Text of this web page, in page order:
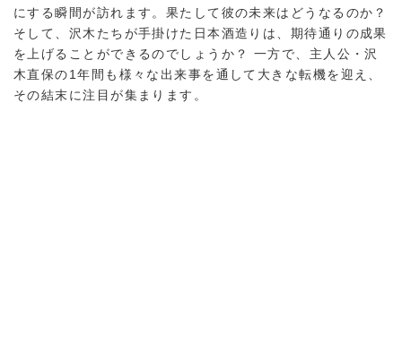
にする瞬間が訪れます。果たして彼の未来はどうなるのか？
そして、沢木たちが手掛けた日本酒造りは、期待通りの成果
を上げることができるのでしょうか？ 一方で、主人公・沢
木直保の1年間も様々な出来事を通して大きな転機を迎え、
その結末に注目が集まります。